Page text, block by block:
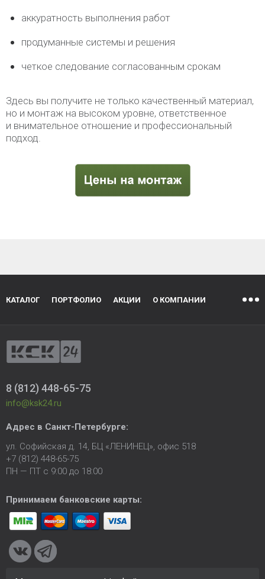
аккуратность выполнения работ
продуманные системы и решения
четкое следование согласованным срокам
Здесь вы получите не только качественный материал,
но и монтаж на высоком уровне, ответственное
и внимательное отношение и профессиональный
подход.
КАТАЛОГ ПОРТФОЛИО АКЦИИ О КОМПАНИИ
8 (812) 448-65-75
info@ksk24.ru
Адрес в Санкт-Петербурге:
ул. Софийская д. 14, БЦ «ЛЕНИНЕЦ», офис 518
+7 (812) 448-65-75
ПН — ПТ с 9:00 до 18:00
Принимаем банковские карты: